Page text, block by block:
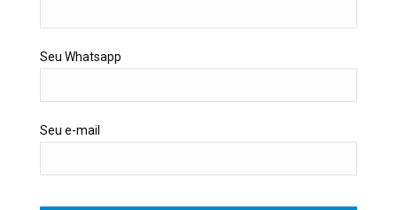
Seu Whatsapp
Seu e-mail